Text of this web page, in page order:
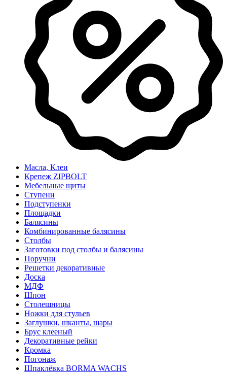
Масла, Клеи
Крепеж ZIPBOLT
Мебельные щиты
Ступени
Подступенки
Площадки
Балясины
Комбинированные балясины
Столбы
Заготовки под столбы и балясины
Поручни
Решетки декоративные
Доска
МДФ
Шпон
Столешницы
Ножки для стульев
Заглушки, шканты, шары
Брус клееный
Декоративные рейки
Кромка
Погонаж
Шпаклёвка BORMA WACHS